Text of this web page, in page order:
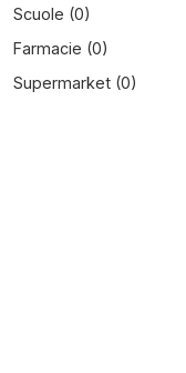
Scuole (0)
Farmacie (0)
Supermarket (0)